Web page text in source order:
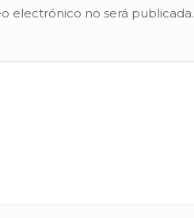
electrónico no será publicada.